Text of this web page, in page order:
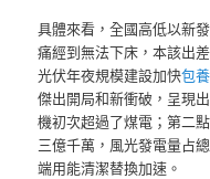
具體來看，全國高低以新
痛經到無法下床，本該出
光伏年夜規模建設加快包養
傑出開局和新衝破，呈現
機初次超過了煤電；第二
三億千萬，風光發電量占
端用能清潔替換加速。